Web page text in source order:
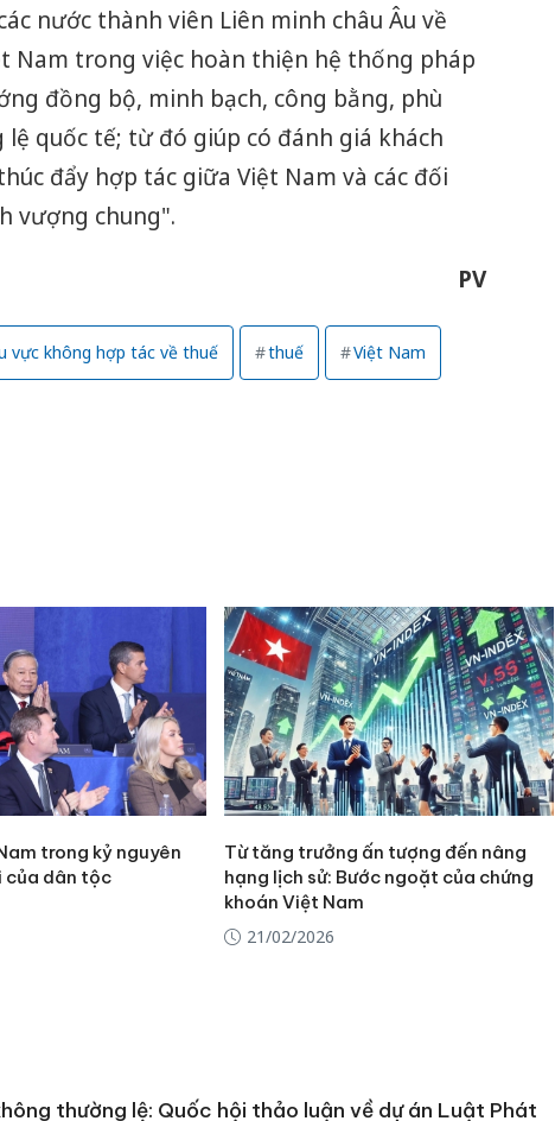
nước thành viên Liên minh châu Âu về
Nam trong việc hoàn thiện hệ thống pháp
đồng bộ, minh bạch, công bằng, phù
quốc tế; từ đó giúp có đánh giá khách
đẩy hợp tác giữa Việt Nam và các đối
vượng chung".
PV
vực không hợp tác về thuế thuế Việt Nam
trong kỷ nguyên
của dân tộc
Từ tăng trưởng ấn tượng đến nâng
hạng lịch sử: Bước ngoặt của chứng
khoán Việt Nam
21/02/2026
thường lệ: Quốc hội thảo luận về dự án Luật Phát
án sản xuất, buôn